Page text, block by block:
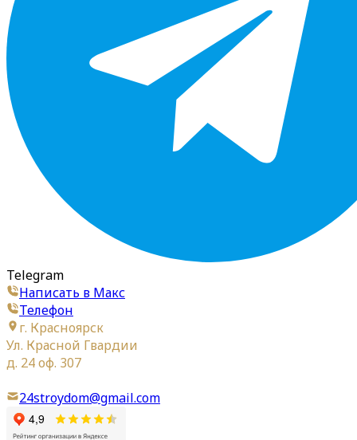
Telegram
Написать в Макс
Телефон
г. Красноярск
Ул. Красной Гвардии
д. 24 оф. 307
24stroydom@gmail.com